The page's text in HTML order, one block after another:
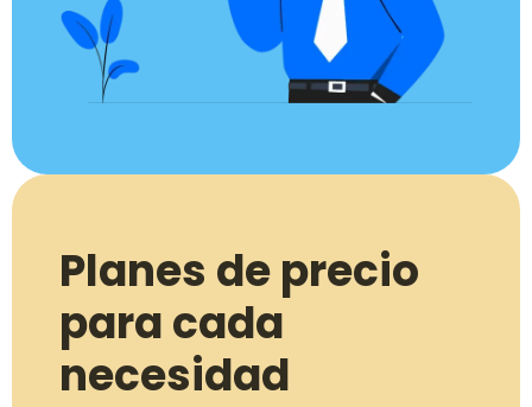
Planes de precio
para cada
necesidad